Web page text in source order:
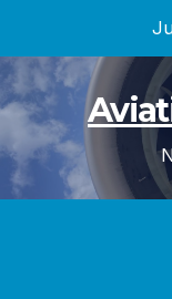
contenido